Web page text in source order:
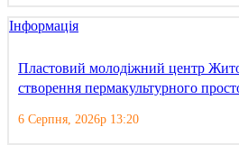
Інформація
Пластовий молодіжний центр
створення пермакультурного
6 Серпня, 2026р 13:20